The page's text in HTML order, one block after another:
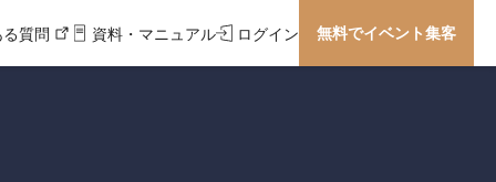
質問 資料・マニュアル ログイン 無料でイベント集客